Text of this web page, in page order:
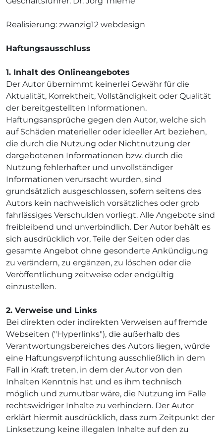
Realisierung: zwanzig12 webdesign
Haftungsausschluss
1. Inhalt des Onlineangebotes
Der Autor übernimmt keinerlei Gewähr für die
Aktualität, Korrektheit, Vollständigkeit oder Qualität
der bereitgestellten Informationen.
Haftungsansprüche gegen den Autor, welche sich
auf Schäden materieller oder ideeller Art beziehen,
die durch die Nutzung oder Nichtnutzung der
dargebotenen Informationen bzw. durch die
Nutzung fehlerhafter und unvollständiger
Informationen verursacht wurden, sind
grundsätzlich ausgeschlossen, sofern seitens des
Autors kein nachweislich vorsätzliches oder grob
fahrlässiges Verschulden vorliegt. Alle Angebote sind
freibleibend und unverbindlich. Der Autor behält es
sich ausdrücklich vor, Teile der Seiten oder das
gesamte Angebot ohne gesonderte Ankündigung
zu verändern, zu ergänzen, zu löschen oder die
Veröffentlichung zeitweise oder endgültig
einzustellen.
2. Verweise und Links
Bei direkten oder indirekten Verweisen auf fremde
Webseiten ("Hyperlinks"), die außerhalb des
Verantwortungsbereiches des Autors liegen, würde
eine Haftungsverpflichtung ausschließlich in dem
Fall in Kraft treten, in dem der Autor von den
Inhalten Kenntnis hat und es ihm technisch
möglich und zumutbar wäre, die Nutzung im Falle
rechtswidriger Inhalte zu verhindern. Der Autor
erklärt hiermit ausdrücklich, dass zum Zeitpunkt der
Linksetzung keine illegalen Inhalte auf den zu